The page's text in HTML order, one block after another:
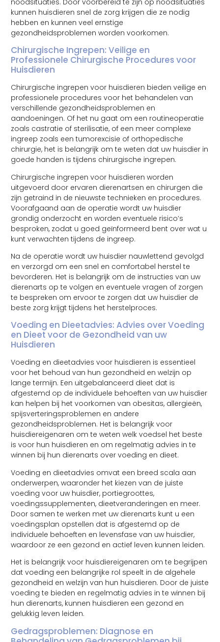
kunnen huisdieren snel de zorg krijgen die ze nodig
hebben en kunnen veel ernstige
gezondheidsproblemen worden voorkomen.
Chirurgische Ingrepen: Veilige en
Professionele Chirurgische Procedures voor
Huisdieren
Chirurgische ingrepen voor huisdieren bieden veilige en
professionele procedures voor het behandelen van
verschillende gezondheidsproblemen en
aandoeningen. Of het nu gaat om een routineoperatie
zoals castratie of sterilisatie, of een meer complexe
ingreep zoals een tumorexcisie of orthopedische
chirurgie, het is belangrijk om te weten dat uw huisdier in
goede handen is tijdens chirurgische ingrepen.
Chirurgische ingrepen voor huisdieren worden
uitgevoerd door ervaren dierenartsen en chirurgen die
zijn getraind in de nieuwste technieken en procedures.
Voorafgaand aan de operatie wordt uw huisdier
grondig onderzocht en worden eventuele risico’s
besproken, zodat u goed geïnformeerd bent over wat u
kunt verwachten tijdens de ingreep.
Na de operatie wordt uw huisdier nauwlettend gevolgd
en verzorgd om een snel en comfortabel herstel te
bevorderen. Het is belangrijk om de instructies van uw
dierenarts op te volgen en eventuele vragen of zorgen
te bespreken om ervoor te zorgen dat uw huisdier de
beste zorg krijgt tijdens het herstelproces.
Voeding en Dieetadvies: Advies over Voeding
en Dieet voor de Gezondheid van uw
Huisdieren
Voeding en dieetadvies voor huisdieren is essentieel
voor het behoud van hun gezondheid en welzijn op
lange termijn. Een uitgebalanceerd dieet dat is
afgestemd op de individuele behoeften van uw huisdier
kan helpen bij het voorkomen van obesitas, allergieën,
spijsverteringsproblemen en andere
gezondheidsproblemen. Het is belangrijk voor
huisdiereigenaren om te weten welk voedsel het beste
is voor hun huisdieren en om regelmatig advies in te
winnen bij hun dierenarts over voeding en dieet.
Voeding en dieetadvies omvat een breed scala aan
onderwerpen, waaronder het kiezen van de juiste
voeding voor uw huisdier, portiegroottes,
voedingssupplementen, dieetveranderingen en meer.
Door samen te werken met uw dierenarts kunt u een
voedingsplan opstellen dat is afgestemd op de
individuele behoeften en levensfase van uw huisdier,
waardoor ze een gezond en actief leven kunnen leiden.
Het is belangrijk voor huisdiereigenaren om te begrijpen
dat voeding een belangrijke rol speelt in de algehele
gezondheid en welzijn van hun huisdieren. Door de juiste
voeding te bieden en regelmatig advies in te winnen bij
hun dierenarts, kunnen huisdieren een gezond en
gelukkig leven leiden.
Gedragsproblemen: Diagnose en